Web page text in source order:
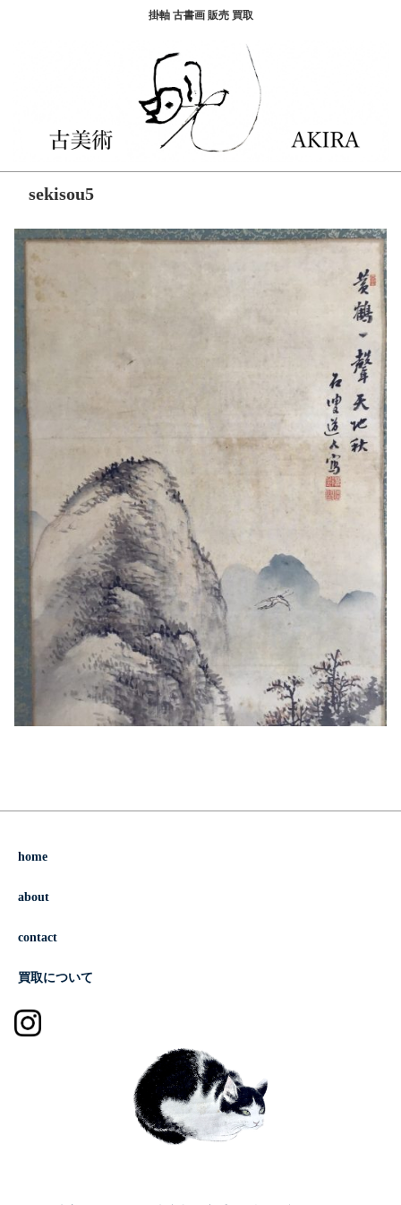
掛軸 古書画 販売 買取
sekisou5
home
about
contact
買取について